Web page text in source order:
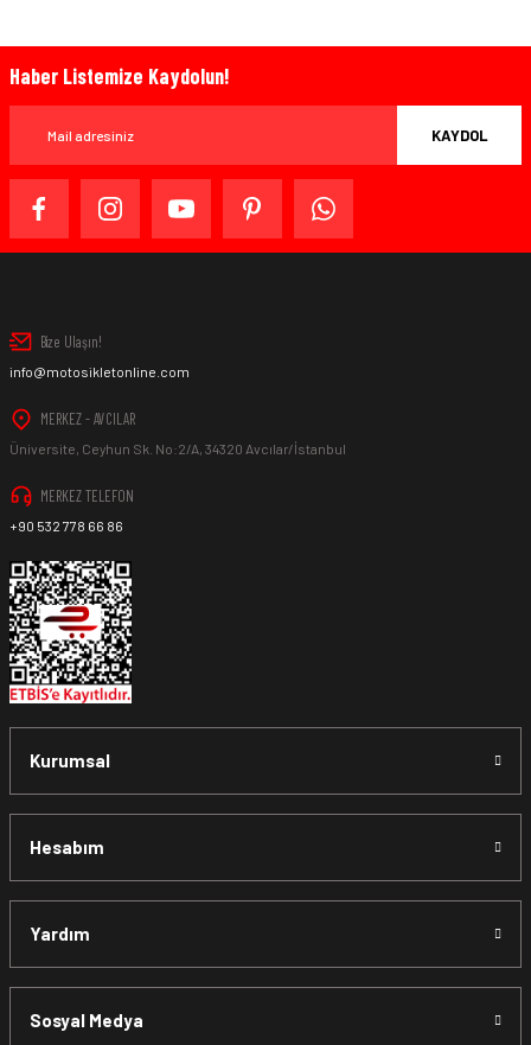
Haber Listemize Kaydolun!
KAYDOL
Bize Ulaşın!
info@motosikletonline.com
MERKEZ - AVCILAR
Üniversite, Ceyhun Sk. No:2/A, 34320 Avcılar/İstanbul
MERKEZ TELEFON
+90 532 778 66 86
Kurumsal
Hesabım
Yardım
Sosyal Medya